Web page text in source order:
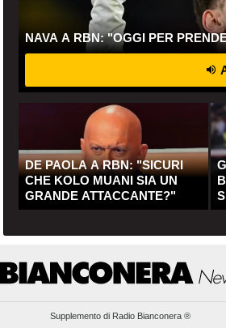
NAVA A RBN: "OGGI PER
DE PAOLA A RBN: "SICURI
CHE KOLO MUANI SIA UN
GRANDE ATTACCANTE?"
Supplemento di Radio Bianconera ®